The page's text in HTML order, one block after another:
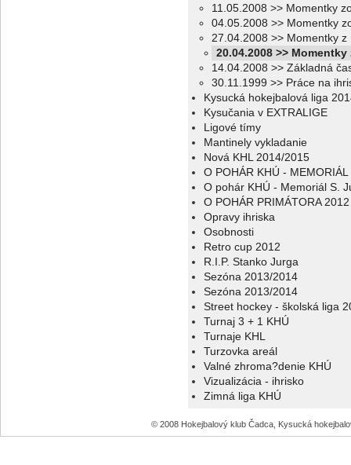
11.05.2008 >> Momentky
04.05.2008 >> Momentky
27.04.2008 >> Momentky z
20.04.2008 >> Momentky
14.04.2008 >> Základná
30.11.1999 >> Práce na
Kysucká hokejbalová liga
Kysučania v EXTRALIGE
Ligové tímy
Mantinely vykladanie
Nová KHL 2014/2015
O POHÁR KHÚ - MEMORIÁL
O pohár KHÚ - Memoriál S.
O POHÁR PRIMÁTORA 2012
Opravy ihriska
Osobnosti
Retro cup 2012
R.I.P. Stanko Jurga
Sezóna 2013/2014
Sezóna 2013/2014
Street hockey - školská liga
Turnaj 3 + 1 KHÚ
Turnaje KHL
Turzovka areál
Valné zhroma?denie KHÚ
Vizualizácia - ihrisko
Zimná liga KHÚ
© 2008 Hokejbalový klub Čadca, Kysucká